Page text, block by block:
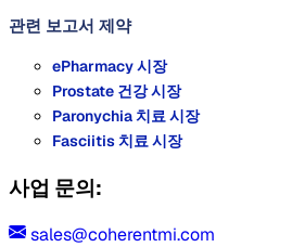
관련 보고서 제약
ePharmacy 시장
Prostate 건강 시장
Paronychia 치료 시장
Fasciitis 치료 시장
사업 문의:
sales@coherentmi.com